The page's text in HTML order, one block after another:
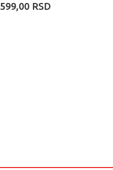
CHAMPION
599,00 RSD